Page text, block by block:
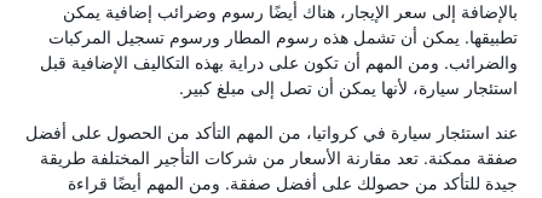
بالإضافة إلى سعر الإيجار، هناك أيضًا رسوم وضرائب إضافية يمكن
تطبيقها. يمكن أن تشمل هذه رسوم المطار ورسوم تسجيل المركبات
والضرائب. ومن المهم أن تكون على دراية بهذه التكاليف الإضافية قبل
استئجار سيارة، لأنها يمكن أن تصل إلى مبلغ كبير.
عند استئجار سيارة في كرواتيا، من المهم التأكد من الحصول على أفضل
صفقة ممكنة. تعد مقارنة الأسعار من شركات التأجير المختلفة طريقة
جيدة للتأكد من حصولك على أفضل صفقة. ومن المهم أيضًا قراءة